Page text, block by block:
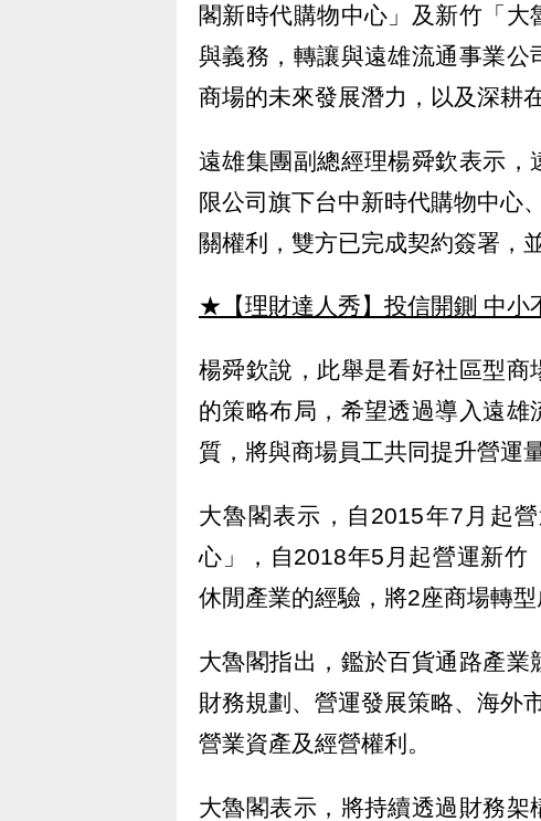
閣新時代購物中心」及新竹「大
與義務，轉讓與遠雄流通事業
商場的未來發展潛力，以及深耕
遠雄集團副總經理楊舜欽表示
限公司旗下台中新時代購物中心
關權利，雙方已完成契約簽署，
★【理財達人秀】投信開鍘 中小
楊舜欽說，此舉是看好社區型
的策略布局，希望透過導入遠
質，將與商場員工共同提升營運
大魯閣表示，自2015年7月起
心」，自2018年5月起營運新竹
休閒產業的經驗，將2座商場轉型
大魯閣指出，鑑於百貨通路產
財務規劃、營運發展策略、海外
營業資產及經營權利。
大魯閣表示，將持續透過財務